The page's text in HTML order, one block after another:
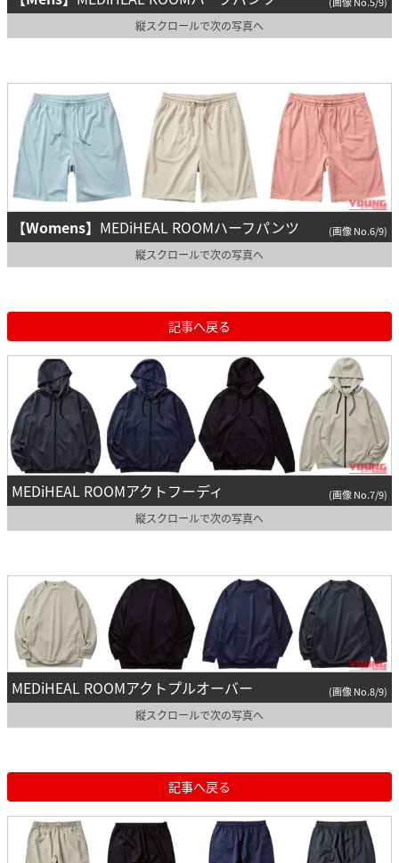
縦スクロールで次の写真へ
【Womens】 MEDiHEAL ROOMハーフパンツ (画像 No.6/9)
縦スクロールで次の写真へ
記事へ戻る
MEDiHEAL ROOMアクトフーディ (画像 No.7/9)
縦スクロールで次の写真へ
MEDiHEAL ROOMアクトプルオーバー (画像 No.8/9)
縦スクロールで次の写真へ
記事へ戻る